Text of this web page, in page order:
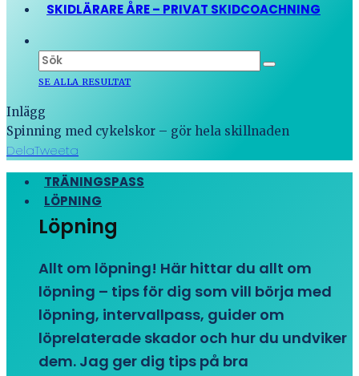
SKIDLÄRARE ÅRE – PRIVAT SKIDCOACHNING
SE ALLA RESULTAT
Inlägg
Spinning med cykelskor – gör hela skillnaden
DelaTweeta
TRÄNINGSPASS
LÖPNING
Löpning
Allt om löpning! Här hittar du allt om
löpning – tips för dig som vill börja med
löpning, intervallpass, guider om
löprelaterade skador och hur du undviker
dem. Jag ger dig tips på bra